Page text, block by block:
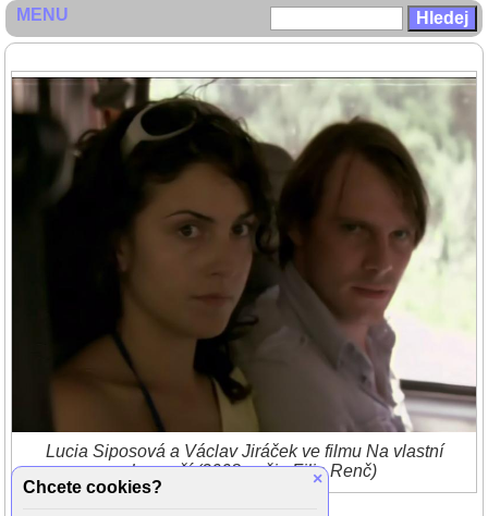
Lucia Siposová a Václav Jiráček ve filmu Na vlastní
nebezpečí (2008, režie Filip Renč)
MENU
×
Chcete cookies?